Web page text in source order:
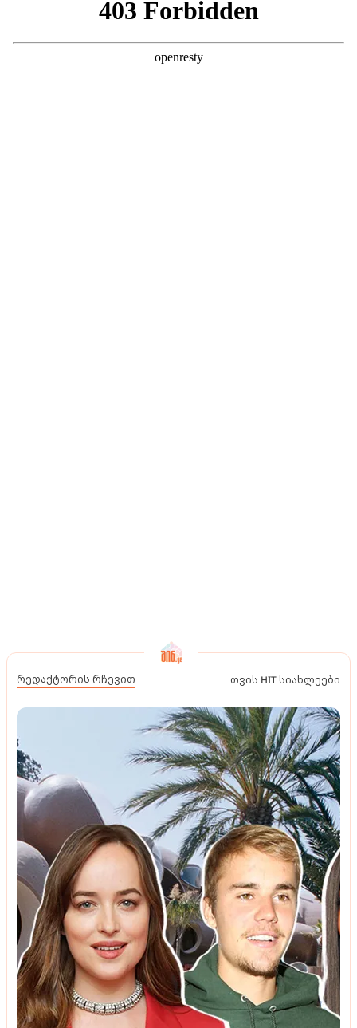
რედაქტორის რჩევით თვის HIT სიახლეები